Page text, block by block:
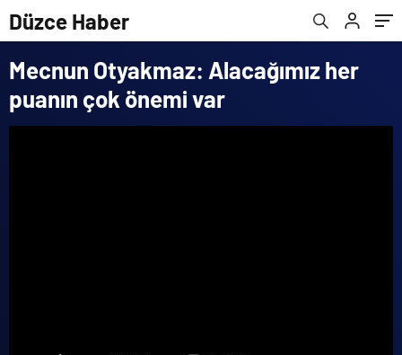
Düzce Haber
Mecnun Otyakmaz: Alacağımız her
puanın çok önemi var